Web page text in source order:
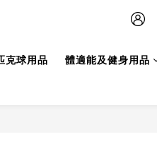
克球用品 體適能及健身用品